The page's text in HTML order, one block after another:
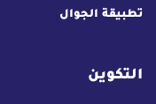
تطبيقة الجوال
التكوين